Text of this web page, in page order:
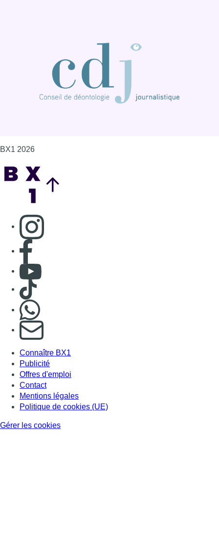
BX1 2026
Consulter page Instagram
Consulter page Facebook
Consulter Youtube
Consulter TikTok
S'abonner à notre newsletter
Connaître BX1
Publicité
Offres d'emploi
Contact
Mentions légales
Politique de cookies (UE)
Gérer les cookies